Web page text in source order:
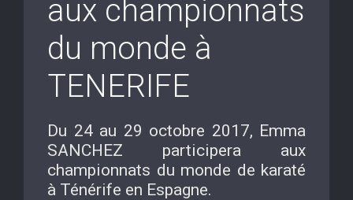
aux championnats
du monde à
TENERIFE
Du 24 au 29 octobre 2017, Emma
SANCHEZ participera aux
championnats du monde de karaté
à Ténérife en Espagne.